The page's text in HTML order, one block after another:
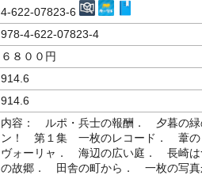
4-622-07823-6
978-4-622-07823-4
６８００円
914.6
914.6
内容： ルポ・兵士の報酬． 夕暮の
ン！ 第１集 一枚のレコード． 葦
ヴォーリャ． 海辺の広い庭． 長崎
の故郷． 田舎の町から． 一枚の写